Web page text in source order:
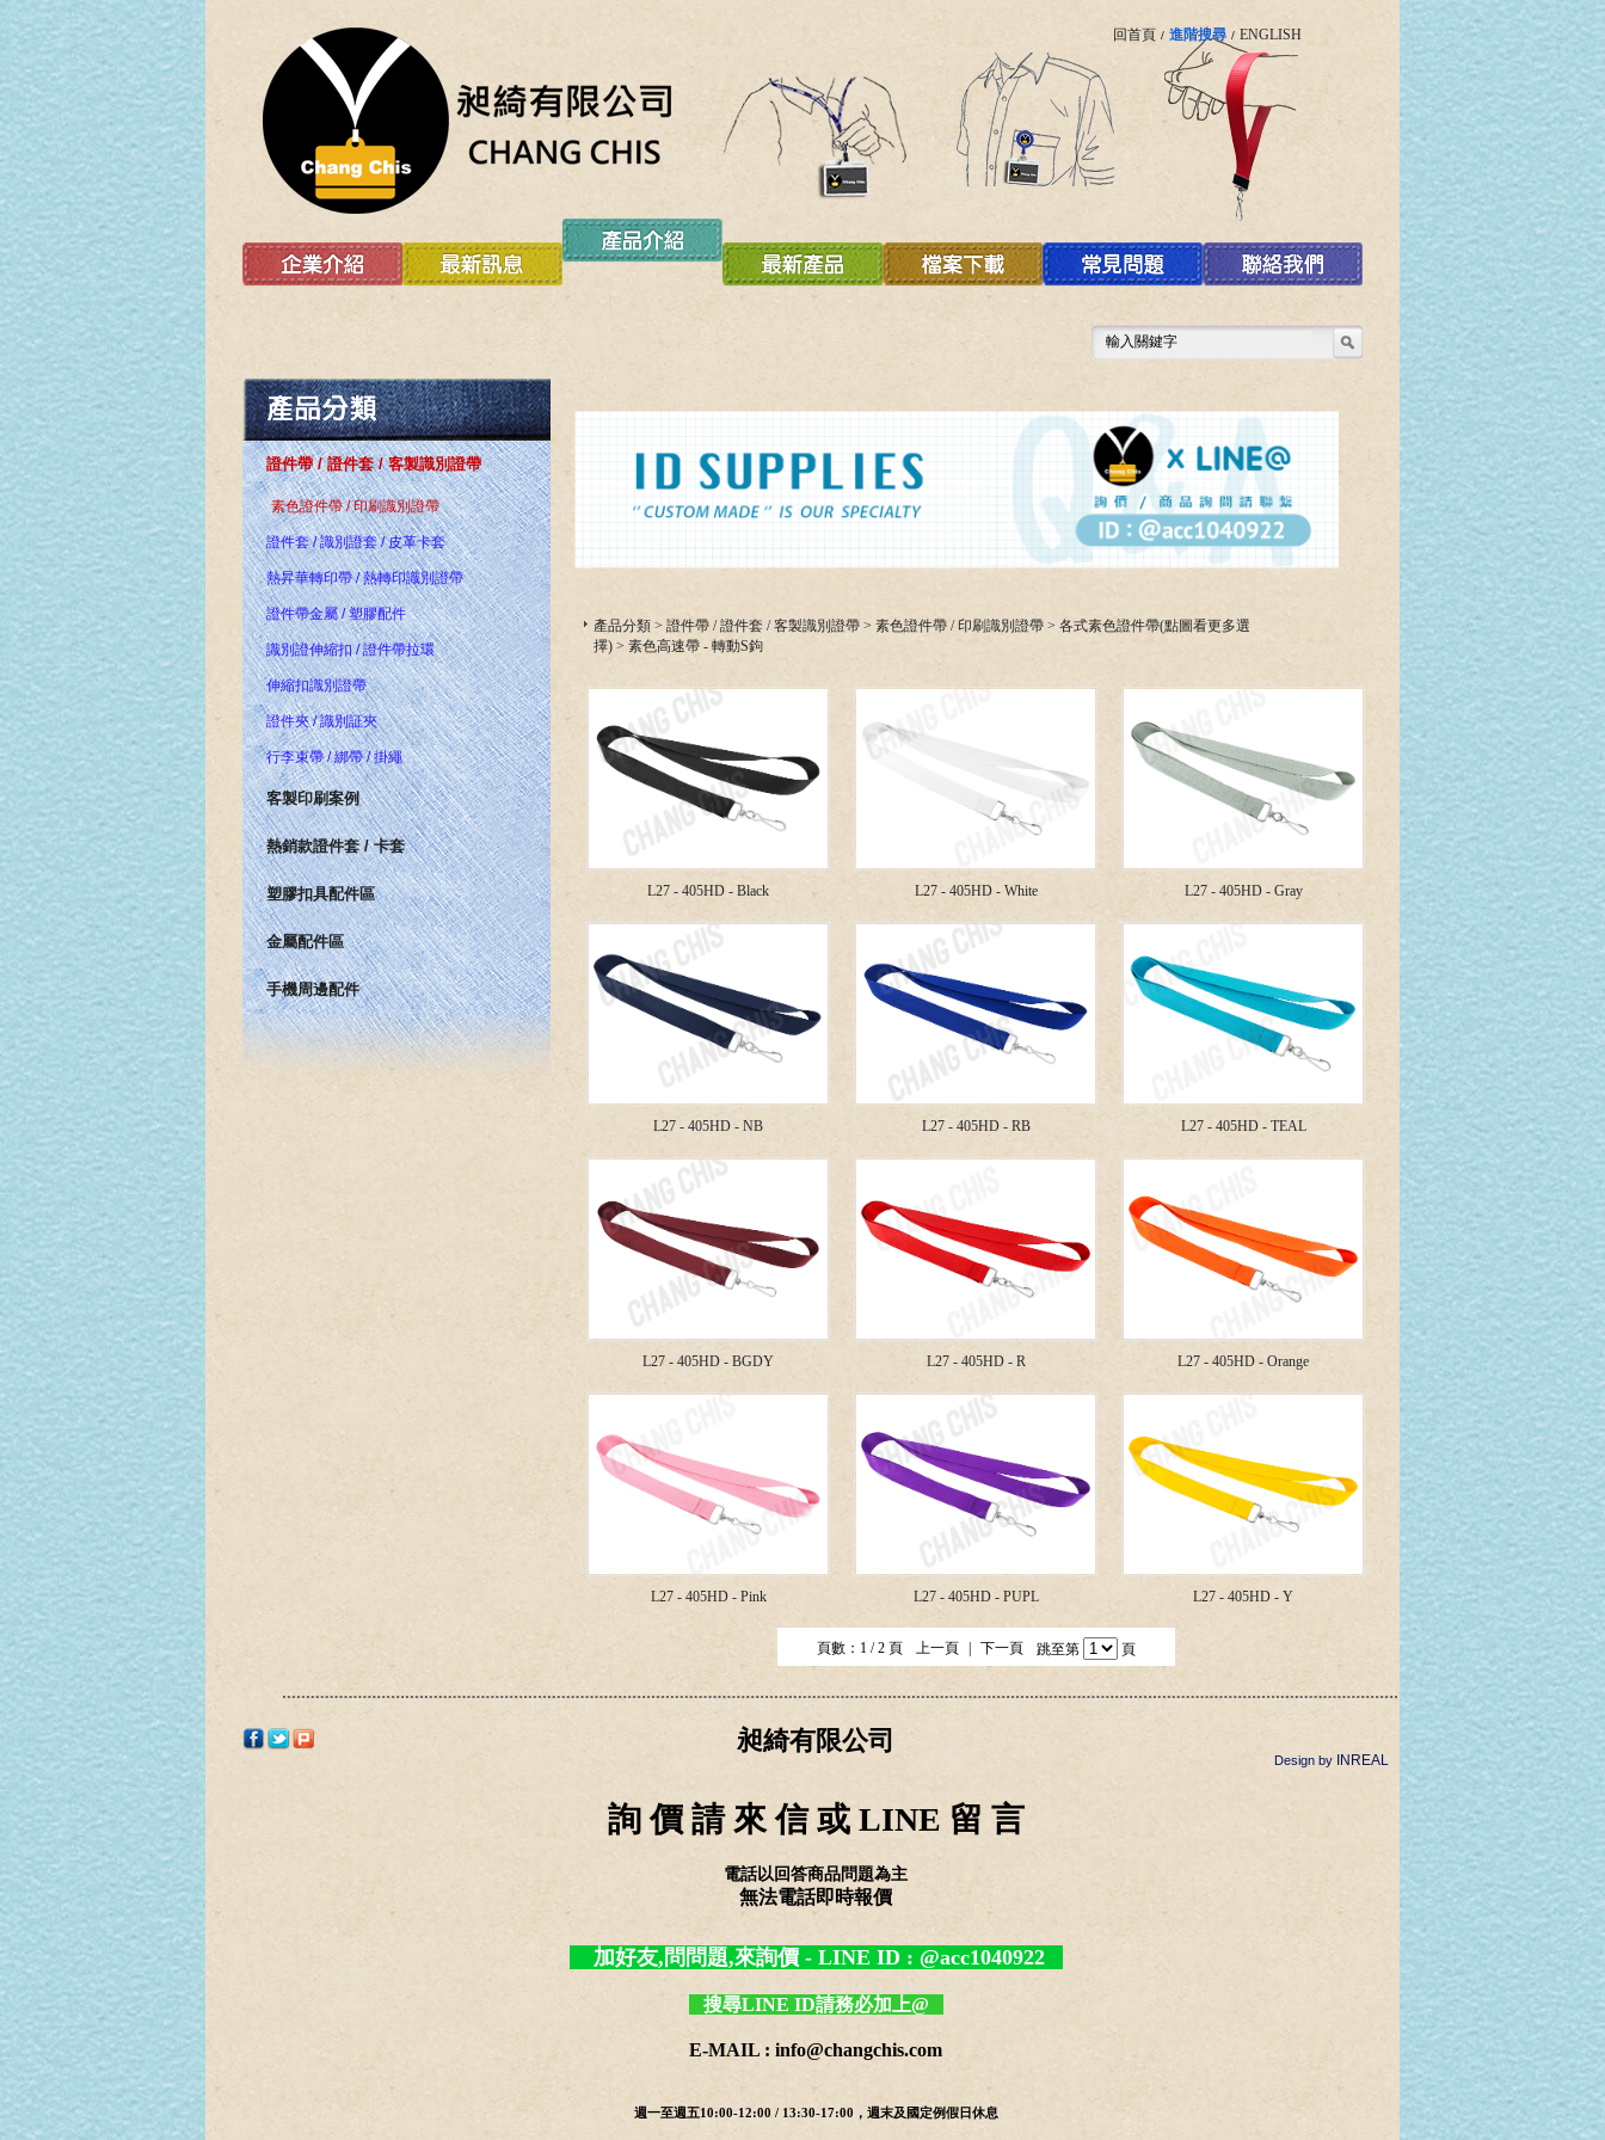
回首頁 / 進階搜尋 / ENGLISH
證件帶 / 證件套 / 客製識別證帶
素色證件帶 / 印刷識別證帶
證件套 / 識別證套 / 皮革卡套
熱昇華轉印帶 / 熱轉印識別證帶
證件帶金屬 / 塑膠配件
識別證伸縮扣 / 證件帶拉環
伸縮扣識別證帶
證件夾 / 識別証夾
行李束帶 / 綁帶 / 掛繩
客製印刷案例
熱銷款證件套 / 卡套
塑膠扣具配件區
金屬配件區
手機周邊配件
產品分類 > 證件帶 / 證件套 / 客製識別證帶 > 素色證件帶 / 印刷識別證帶 > 各式素色證件帶(點圖看更多選
擇) > 素色高速帶 - 轉動S鉤
L27 - 405HD - Black L27 - 405HD - White L27 - 405HD - Gray
L27 - 405HD - NB L27 - 405HD - RB L27 - 405HD - TEAL
L27 - 405HD - BGDY L27 - 405HD - R L27 - 405HD - Orange
L27 - 405HD - Pink L27 - 405HD - PUPL L27 - 405HD - Y
頁數：1 / 2 頁 上一頁 下一頁 跳至第 頁
昶綺有限公司
詢 價 請 來 信 或 LINE 留 言
電話以回答商品問題為主
無法電話即時報價
加好友,問問題,來詢價 - LINE ID : @acc1040922
搜尋LINE ID請務必加上@
E-MAIL : info@changchis.com
週一至週五10:00-12:00 / 13:30-17:00，週末及國定例假日休息
Design by INREAL